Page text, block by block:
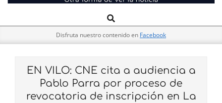
El
Pulso
Navigation
Search
Disfruta nuestro contenido en Facebook
EN VILO: CNE cita a audiencia a
Pablo Parra por proceso de
revocatoria de inscripción en La